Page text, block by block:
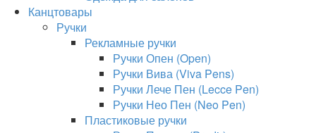
Канцтовары
Ручки
Рекламные ручки
Ручки Опен (Open)
Ручки Вива (Viva Pens)
Ручки Лече Пен (Lecce Pen)
Ручки Нео Пен (Neo Pen)
Пластиковые ручки